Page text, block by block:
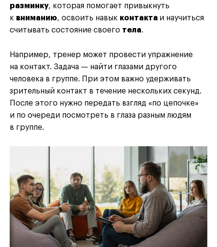
разминку, которая помогает привыкнуть
к вниманию, освоить навык контакта и научиться
считывать состояние своего тела.
Например, тренер может провести упражнение
на контакт. Задача — найти глазами другого
человека в группе. При этом важно удерживать
зрительный контакт в течение нескольких секунд.
После этого нужно передать взгляд «по цепочке»
и по очереди посмотреть в глаза разным людям
в группе.